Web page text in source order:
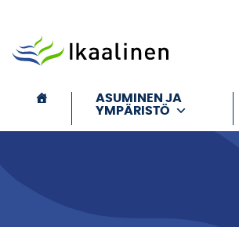
ASUMINEN JA
YMPÄRISTÖ